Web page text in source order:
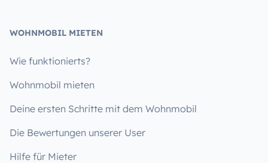
WOHNMOBIL MIETEN
Wie funktionierts?
Wohnmobil mieten
Deine ersten Schritte mit dem Wohnmobil
Die Bewertungen unserer User
Hilfe für Mieter